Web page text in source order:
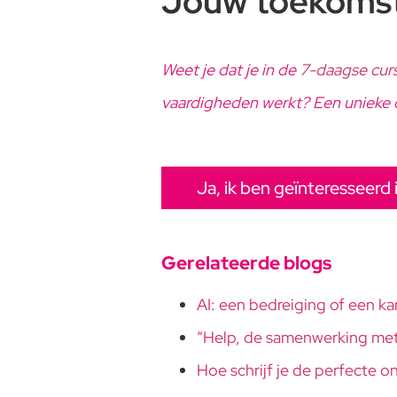
Weet je dat je in de 7-daagse
vaardigheden werkt? Een
Ja, ik ben geïnteresseerd
Gerelateerde blogs
AI: een bedreiging of een
“Help, de samenwerking
Hoe schrijf je de perfecte